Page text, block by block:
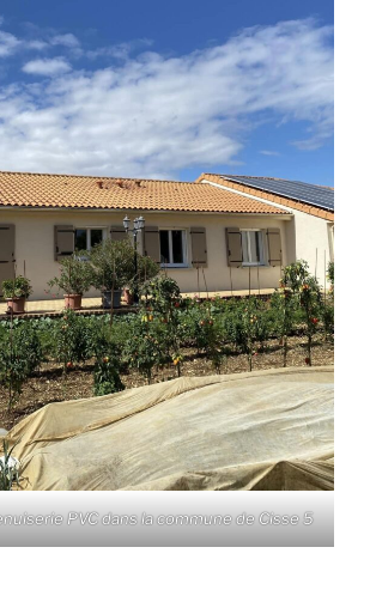
PVC dans la commune de Cisse 5